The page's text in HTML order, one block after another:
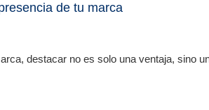
de tu marca
destacar no es solo una ventaja, sino